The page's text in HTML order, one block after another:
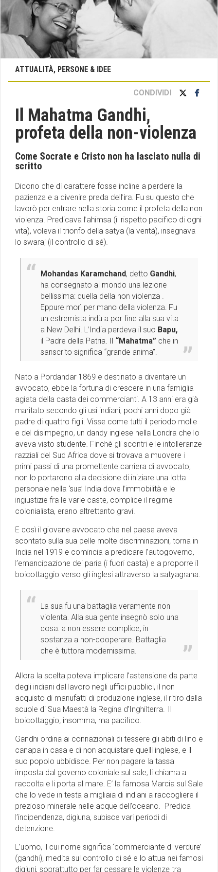
ATTUALITÀ, PERSONE & IDEE
CONDIVIDI
Il Mahatma Gandhi,
profeta della non-violenza
Come Socrate e Cristo non ha lasciato nulla di
scritto
Dicono che di carattere fosse incline a perdere la
pazienza e a divenire preda dell’ira. Fu su questo che
lavorò per entrare nella storia come il profeta della non
violenza. Predicava l’ahimsa (il rispetto pacifico di ogni
vita), voleva il trionfo della satya (la verità), insegnava
lo swaraj (il controllo di sé).
Mohandas Karamchand, detto Gandhi,
ha consegnato al mondo una lezione
bellissima: quella della non violenza .
Eppure morì per mano della violenza. Fu
un estremista indù a por fine alla sua vita
a New Delhi. L’India perdeva il suo Bapu,
il Padre della Patria. Il “Mahatma” che in
sanscrito significa “grande anima”.
Nato a Pordandar 1869 e destinato a diventare un
avvocato, ebbe la fortuna di crescere in una famiglia
agiata della casta dei commercianti. A 13 anni era già
maritato secondo gli usi indiani, pochi anni dopo già
padre di quattro figli. Visse come tutti il periodo molle
e del disimpegno, un dandy inglese nella Londra che lo
aveva visto studente. Finchè gli scontri e le intolleranze
razziali del Sud Africa dove si trovava a muovere i
primi passi di una promettente carriera di avvocato,
non lo portarono alla decisione di iniziare una lotta
personale nella ‘sua’ India dove l’immobilità e le
ingiustizie fra le varie caste, complice il regime
colonialista, erano altrettanto gravi.
E così il giovane avvocato che nel paese aveva
scontato sulla sua pelle molte discriminazioni, torna in
India nel 1919 e comincia a predicare l’autogoverno,
l’emancipazione dei paria (i fuori casta) e a proporre il
boicottaggio verso gli inglesi attraverso la satyagraha.
La sua fu una battaglia veramente non
violenta. Alla sua gente insegnò solo una
cosa: a non essere complice, in
sostanza a non-cooperare. Battaglia
che è tuttora modernissima.
Allora la scelta poteva implicare l’astensione da parte
degli indiani dal lavoro negli uffici pubblici, il non
acquisto di manufatti di produzione inglese, il ritiro dalla
scuole di Sua Maestà la Regina d’Inghilterra. Il
boicottaggio, insomma, ma pacifico.
Gandhi ordina ai connazionali di tessere gli abiti di lino e
canapa in casa e di non acquistare quelli inglese, e il
suo popolo ubbidisce. Per non pagare la tassa
imposta dal governo coloniale sul sale, li chiama a
raccolta e li porta al mare. E’ la famosa Marcia sul Sale
che lo vede in testa a migliaia di indiani a raccogliere il
prezioso minerale nelle acque dell’oceano. Predica
l’indipendenza, digiuna, subisce vari periodi di
detenzione.
L’uomo, il cui nome significa ‘commerciante di verdure’
(gandhi), medita sul controllo di sé e lo attua nei famosi
digiuni, soprattutto per far cessare le violenze tra